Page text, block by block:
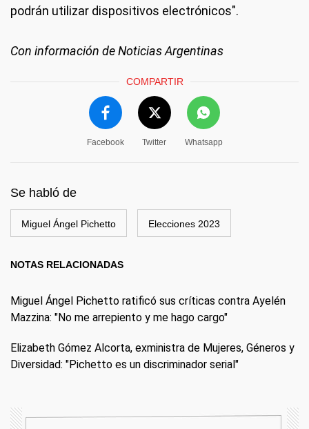
podrán utilizar dispositivos electrónicos".
Con información de Noticias Argentinas
COMPARTIR
Facebook Twitter Whatsapp
Se habló de
Miguel Ángel Pichetto Elecciones 2023
NOTAS RELACIONADAS
Miguel Ángel Pichetto ratificó sus críticas contra Ayelén
Mazzina: "No me arrepiento y me hago cargo"
Elizabeth Gómez Alcorta, exministra de Mujeres, Géneros y
Diversidad: "Pichetto es un discriminador serial"